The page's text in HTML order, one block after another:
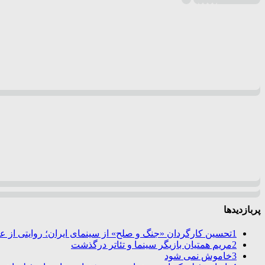
پربازدیدها
1تحسین کارگردان «جنگ و صلح» از سینمای ایران؛ روایتی
2مریم همتیان بازیگر سینما و تئاتر درگذشت
3خاموش نمی شود